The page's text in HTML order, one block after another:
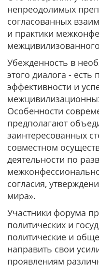
непреодолимых
согласованных
и практики
Убежденность в
этого диалога -
эффективности и
Особенности
предполагают
заинтересованных
совместном
деятельности по
согласия,
мира».
Участники форума
политических и
политические и
направить свои
проявлениям